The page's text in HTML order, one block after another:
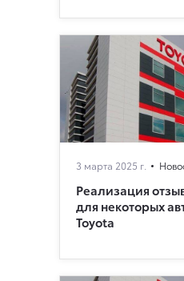
3 марта 2025 г.
Реализация
для некоторых
Toyota